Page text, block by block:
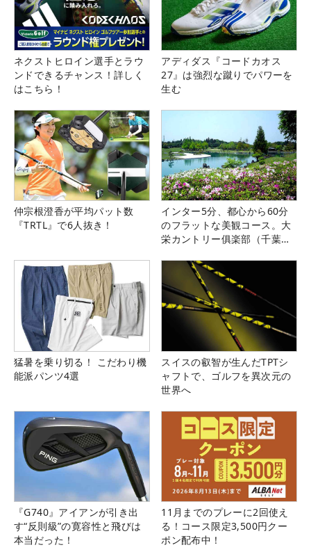
ネクストヒロイン選手とラウ
ンドできるチャンス！詳しく
はこちら！
アディダス『コードカオス
27』は強烈な蹴りでパワーを
生む
仲宗根澄香が平均パット数
『TRTL』で6人抜き！
インター5分、都心から60分
のフラットな美観コース。大
栄カントリー俱楽部（千葉
猛暑を乗り切る！ こだわり機
能派パンツ4選
スイスの叡智が生んだTPTシ
ャフトで、ゴルフを異次元の
世界へ
『G740』アイアンが引き出
す“反則級”の寛容性と飛びは
本当だった！
11月までのプレーに2回使え
る！コース限定3,500円クー
ポン配布中！